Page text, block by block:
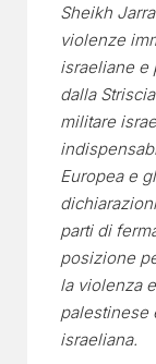
Sheikh
violenze
israeliane e
dalla
militare
Europea e
parti di
posizione
la violenza
palestinese
israeliana.